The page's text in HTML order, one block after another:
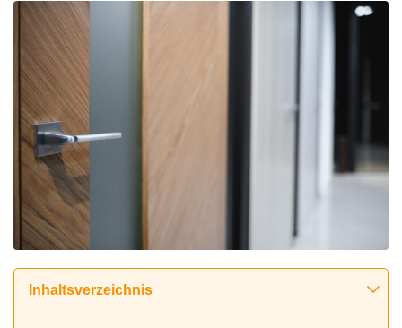
Inhaltsverzeichnis